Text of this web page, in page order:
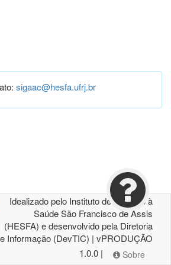
sigaac@hesfa.ufrj.br
Idealizado pelo Instituto de Atenção à
Saúde São Francisco de Assis
(HESFA) e desenvolvido pela Diretoria
Informação (DevTIC) | vPRODUÇÃO
1.0.0 |
Sobre